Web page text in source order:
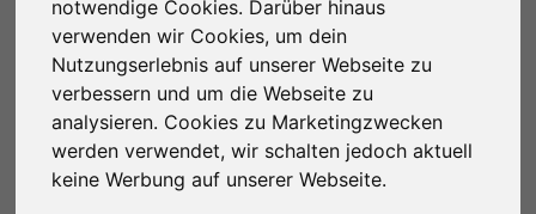
notwendige Cookies. Darüber hinaus
verwenden wir Cookies, um dein
Nutzungserlebnis auf unserer Webseite zu
verbessern und um die Webseite zu
analysieren. Cookies zu Marketingzwecken
werden verwendet, wir schalten jedoch aktuell
keine Werbung auf unserer Webseite.
ODER
E-Mail
Passwort*
Kostenlos registrieren
Anmelden